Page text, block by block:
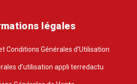
légales
Conditions Générales d’Utilisation
d’utilisation appli terredactu